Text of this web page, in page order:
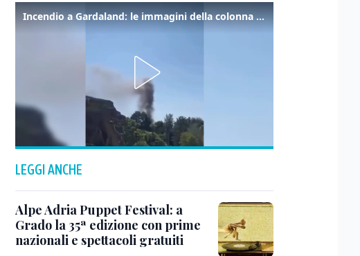
Incendio a Gardaland: le immagini della colonna di fumo
LEGGI ANCHE
Alpe Adria Puppet Festival: a
Grado la 35ª edizione con prime
nazionali e spettacoli gratuiti